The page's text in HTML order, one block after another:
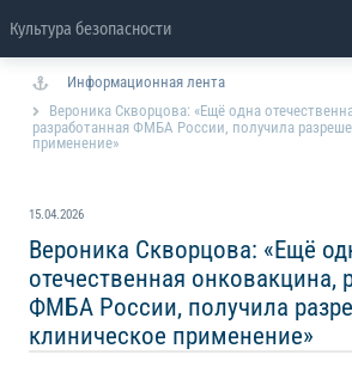
Культура безопасности
Информационная лента
Вероника Скворцова: «Ещё одна
разработанная ФМБА России, получила
применение»
15.04.2026
Вероника Скворцова: «Ещё
отечественная онковакцина,
ФМБА России, получила
клиническое применение»